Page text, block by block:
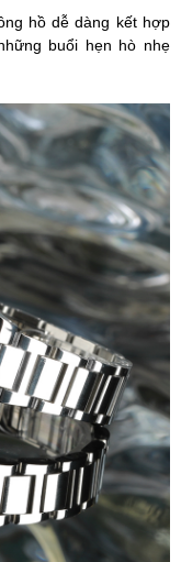
hồ dễ dàng kết hợp
buổi hẹn hò nhẹ